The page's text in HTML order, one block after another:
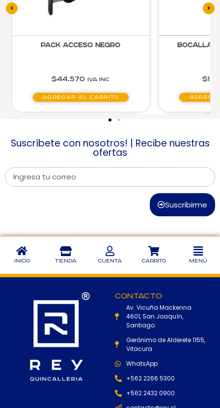
Pack Acceso Negro
$44.570 IVA inc
Agregar al carrito
$
Suscríbete con nosotros! | Recibe nuestras
ofertas
Suscribirme
Inicio Tienda Cuenta Carrito Menú
Contacto
Av. Vicuña Mackenna
4601, San Joaquín,
Santiago
Gerónimo de Alderete 1155,
Vitacura
WhatsApp
+562 2266 5300
+562 2432 0900